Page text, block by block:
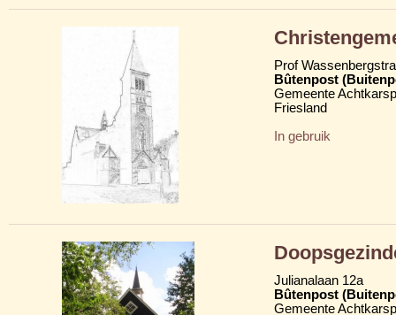
Prof
Bûtenpost
Gemeente
Friesland
In gebruik
Julianalaan 12a
Bûtenpost
Gemeente